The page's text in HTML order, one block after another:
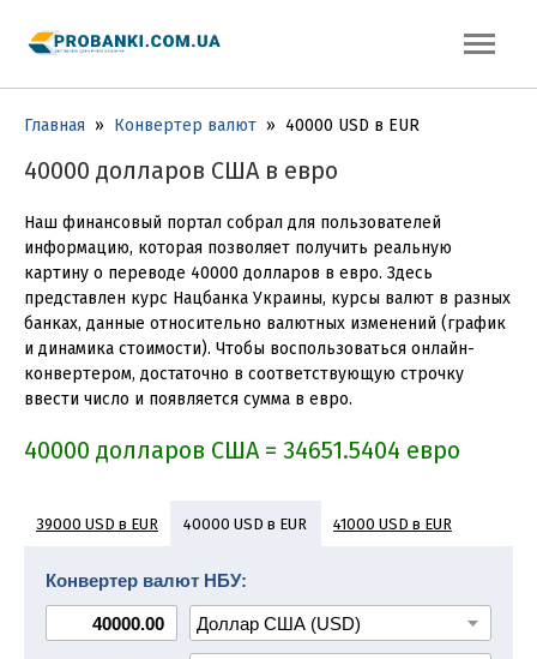
Главная » Конвертер валют » 40000 USD в EUR
40000 долларов США в евро
Наш финансовый портал собрал для пользователей
информацию, которая позволяет получить реальную
картину о переводе 40000 долларов в евро. Здесь
представлен курс Нацбанка Украины, курсы валют в разных
банках, данные относительно валютных изменений (график
и динамика стоимости). Чтобы воспользоваться онлайн-
конвертером, достаточно в соответствующую строчку
ввести число и появляется сумма в евро.
40000 долларов США = 34651.5404 евро
39000 USD в EUR 40000 USD в EUR 41000 USD в EUR
45000 USD в EUR 46000 USD в EUR
Конвертер валют НБУ: